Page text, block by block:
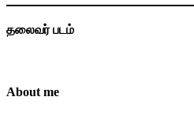
தலைவர் படம்
About me